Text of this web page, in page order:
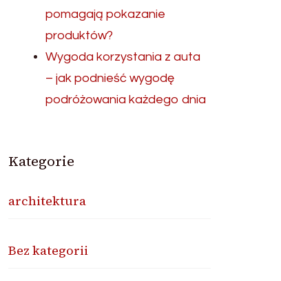
pomagają pokazanie
produktów?
Wygoda korzystania z auta
– jak podnieść wygodę
podróżowania każdego dnia
Kategorie
architektura
Bez kategorii